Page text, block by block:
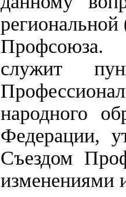
Профсоюза.
служит
народного
Федерации,
Съездом
изменениями